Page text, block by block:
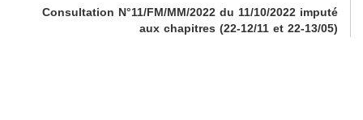
Consultation N°11/FM/MM/2022 du 11/10/2022 imputé
aux chapitres (22-12/11 et 22-13/05)